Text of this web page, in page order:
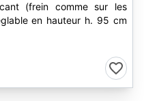
(frein comme sur les
en hauteur h. 95 cm